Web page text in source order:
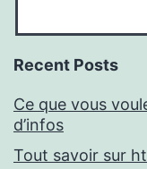
Recent Posts
Ce que vous
d’infos
Tout savoir sur